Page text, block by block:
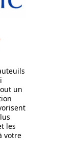
un
les
votre